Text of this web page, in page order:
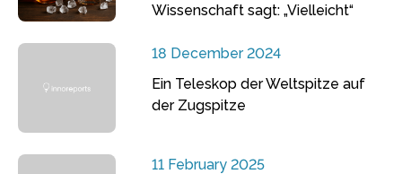
Wissenschaft sagt: „Vielleicht“
18 December 2024
Ein Teleskop der Weltspitze auf
der Zugspitze
11 February 2025